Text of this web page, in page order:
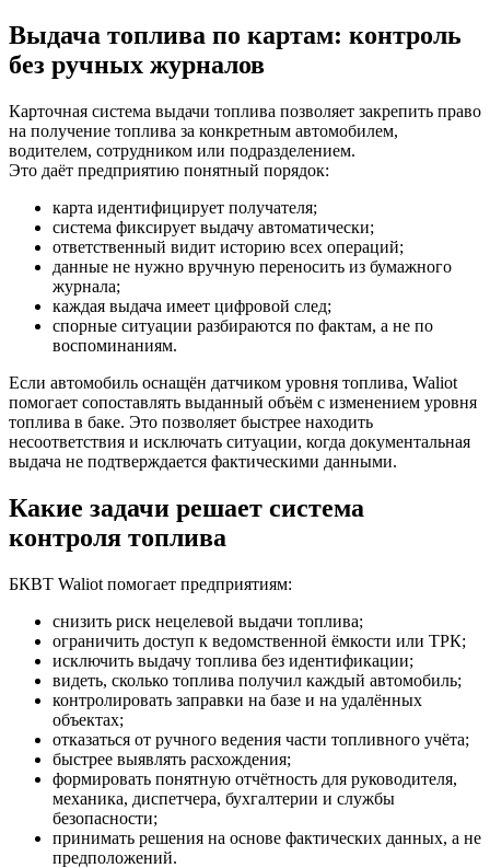
Выдача топлива по картам: контроль
без ручных журналов
Карточная система выдачи топлива позволяет закрепить право
на получение топлива за конкретным автомобилем,
водителем, сотрудником или подразделением.
Это даёт предприятию понятный порядок:
карта идентифицирует получателя;
система фиксирует выдачу автоматически;
ответственный видит историю всех операций;
данные не нужно вручную переносить из бумажного
журнала;
каждая выдача имеет цифровой след;
спорные ситуации разбираются по фактам, а не по
воспоминаниям.
Если автомобиль оснащён датчиком уровня топлива, Waliot
помогает сопоставлять выданный объём с изменением уровня
топлива в баке. Это позволяет быстрее находить
несоответствия и исключать ситуации, когда документальная
выдача не подтверждается фактическими данными.
Какие задачи решает система
контроля топлива
БКВТ Waliot помогает предприятиям:
снизить риск нецелевой выдачи топлива;
ограничить доступ к ведомственной ёмкости или ТРК;
исключить выдачу топлива без идентификации;
видеть, сколько топлива получил каждый автомобиль;
контролировать заправки на базе и на удалённых
объектах;
отказаться от ручного ведения части топливного учёта;
быстрее выявлять расхождения;
формировать понятную отчётность для руководителя,
механика, диспетчера, бухгалтерии и службы
безопасности;
принимать решения на основе фактических данных, а не
предположений.